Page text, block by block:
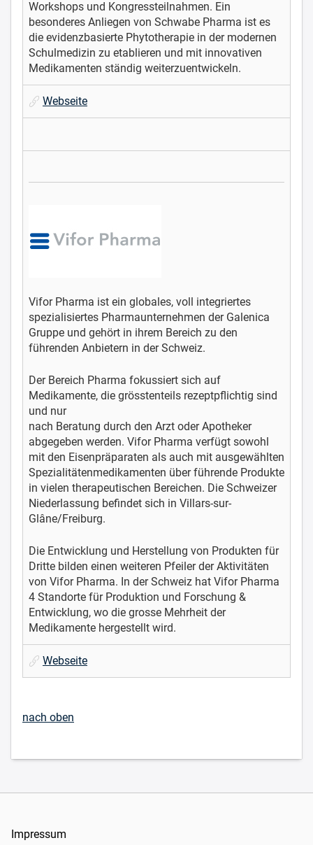
Workshops und Kongressteilnahmen. Ein
besonderes Anliegen von Schwabe Pharma ist es
die evidenzbasierte Phytotherapie in der modernen
Schulmedizin zu etablieren und mit innovativen
Medikamenten ständig weiterzuentwickeln.
Webseite
Vifor Pharma ist ein globales, voll integriertes
spezialisiertes Pharmaunternehmen der Galenica
Gruppe und gehört in ihrem Bereich zu den
führenden Anbietern in der Schweiz.
Der Bereich Pharma fokussiert sich auf
Medikamente, die grösstenteils rezeptpflichtig sind
und nur
nach Beratung durch den Arzt oder Apotheker
abgegeben werden. Vifor Pharma verfügt sowohl
mit den Eisenpräparaten als auch mit ausgewählten
Spezialitätenmedikamenten über führende Produkte
in vielen therapeutischen Bereichen. Die Schweizer
Niederlassung befindet sich in Villars-sur-
Glâne/Freiburg.
Die Entwicklung und Herstellung von Produkten für
Dritte bilden einen weiteren Pfeiler der Aktivitäten
von Vifor Pharma. In der Schweiz hat Vifor Pharma
4 Standorte für Produktion und Forschung &
Entwicklung, wo die grosse Mehrheit der
Medikamente hergestellt wird.
Webseite
nach oben
Impressum